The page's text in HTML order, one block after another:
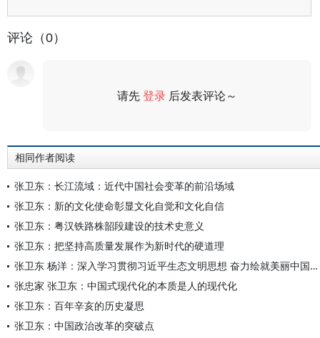
评论（0）
请先登录 后发表评论～
相同作者阅读
张卫东：长江流域：近代中国社会变革的前沿场域
张卫东：新的文化使命彰显文化自觉和文化自信
张卫东：粤汉铁路株韶段建设的技术史意义
张卫东：把坚持高质量发展作为新时代的硬道理
张卫东 杨洋：深入学习贯彻习近平生态文明思想 奋力绘就美丽中国新画卷
张忠家 张卫东：中国式现代化的本质是人的现代化
张卫东：百年辛亥的历史凝思
张卫东：中国政治改革的突破点